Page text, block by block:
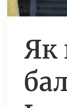
Як